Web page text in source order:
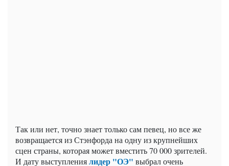
Так или нет, точно знает только сам певец, но все же
возвращается из Стэнфорда на одну из крупнейших
сцен страны, которая может вместить 70 000 зрителей.
И дату выступлениялидер "ОЭ" выбрал очень